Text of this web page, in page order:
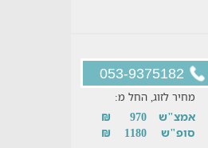
053-9375182
מחיר לזוג, החל מ:
אמצ"ש 970
₪
סופ"ש
1180
₪